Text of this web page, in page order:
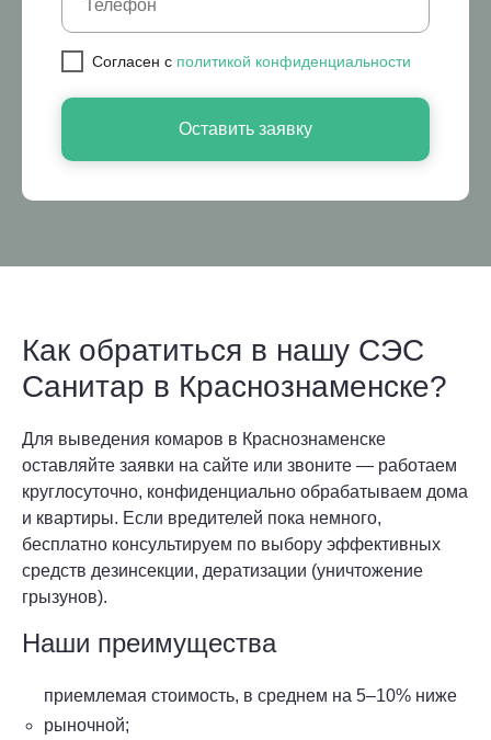
Cогласен с политикой конфиденциальности
Оставить заявку
Как обратиться в нашу СЭС
Санитар в Краснознаменске?
Для выведения комаров в Краснознаменске
оставляйте заявки на сайте или звоните — работаем
круглосуточно, конфиденциально обрабатываем дома
и квартиры. Если вредителей пока немного,
бесплатно консультируем по выбору эффективных
средств дезинсекции, дератизации (уничтожение
грызунов).
Наши преимущества
приемлемая стоимость, в среднем на 5–10% ниже
рыночной;